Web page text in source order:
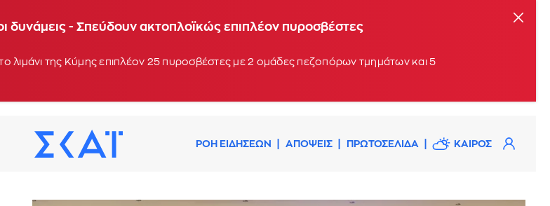
δυνάμεις - Σπεύδουν ακτοπλοϊκώς επιπλέον πυροσβέστες
λιμάνι της Κύμης επιπλέον 25 πυροσβέστες με 2 ομάδες πεζοπόρων τμημάτων και 5
ΡΟΗ ΕΙΔΗΣΕΩΝ ΑΠΟΨΕΙΣ ΠΡΩΤΟΣΕΛΙΔΑ ΚΑΙΡΟΣ